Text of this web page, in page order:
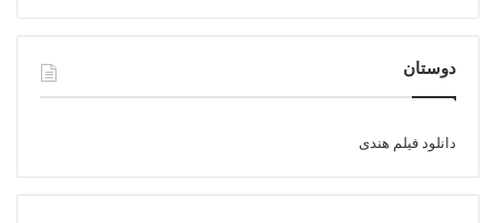
دوستان
دانلود فیلم هندی